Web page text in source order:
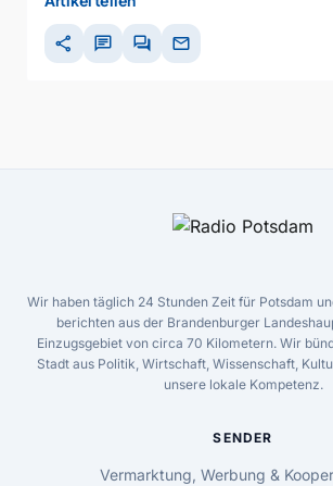
share chat forum mail
Wir haben täglich 24 Stunden Zeit für Potsdam
berichten aus der Brandenburger
Einzugsgebiet von circa 70 Kilometern. Wir
Stadt aus Politik, Wirtschaft, Wissenschaft,
unsere lokale Kompetenz.
SENDER
Vermarktung, Werbung &